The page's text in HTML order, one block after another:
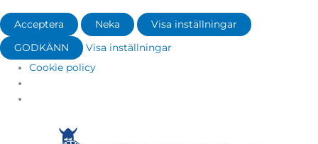
Acceptera Neka Visa inställningar
GODKÄNN
Visa inställningar
Cookie policy